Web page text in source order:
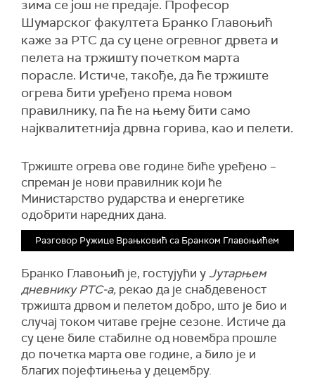
зима се још не предаје. Професор
Шумарског факултета Бранко Главоњић
каже за РТС да су цене огревног дрвета и
пелета на тржишту почетком марта
порасле. Истиче, такође, да ће тржиште
огрева бити уређено према новом
правилнику, па ће на њему бити само
најквалитетнија дрвна горива, као и пелети.
Тржиште огрева ове године биће уређено –
спреман је нови правилник који ће
Министарство рударства и енергетике
одобрити наредних дана.
Разговор Ружице Врањковић са Бранком Главоњићем
Бранко Главоњић је, гостујући у Јутарњем
дневнику РТС-а, рекао да је снабдевеност
тржишта дрвом и пелетом добро, што је био и
случај током читаве грејне сезоне. Истиче да
су цене биле стабилне од новембра прошле
до почетка марта ове године, а било је и
благих појефтињења у децембру.